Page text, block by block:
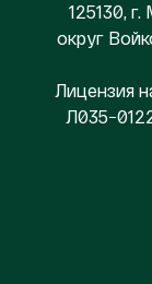
125130,
округ
Лицензия